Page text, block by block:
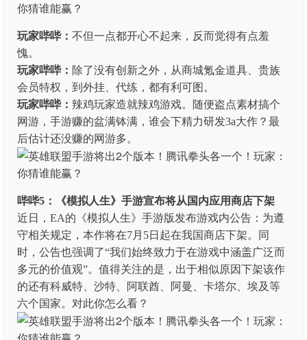
玩家哔哔：不但一点都开心不起来，反而觉得有点羞
愧。
玩家哔哔： 除了没有创新之外，从商城氪金道具、贵族
会员特权，到外挂、代练，都有利可图。
玩家哔哔：辣鸡玩家造就辣鸡游戏。随便盗点素材搞个
网游，手游赚的盆满钵满，谁会下精力研发3a大作？最
后估计还没赚的网游多。
哔哔5：《模拟人生》手游宣布将从国内应用商店下架
近日，EA的《模拟人生》手游版发布游戏内公告：为遵
守相关规定，本作将在7月5日起在我国商店下架。同
时，公告也强调了“我们始终致力于在游戏中涵盖广泛而
多元的价值观”。值得关注的是，出于相似原因下架该作
的还有科威特、沙特、阿联酋、阿曼、卡塔尔、埃及等
六个国家。对此你怎么看？